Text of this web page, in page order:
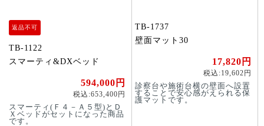
返品不可
TB-1122
スマーティ&DXベッド
594,000円
税込:653,400円
スマーティ(Ｆ４－Ａ５型)とＤ
Ｘベッドがセットになった商品
です。
TB-1737
壁面マット30
17,820円
税込:19,602円
診察台や施術台横の壁面へ設置
することで安心感がえられる保
護マットです。